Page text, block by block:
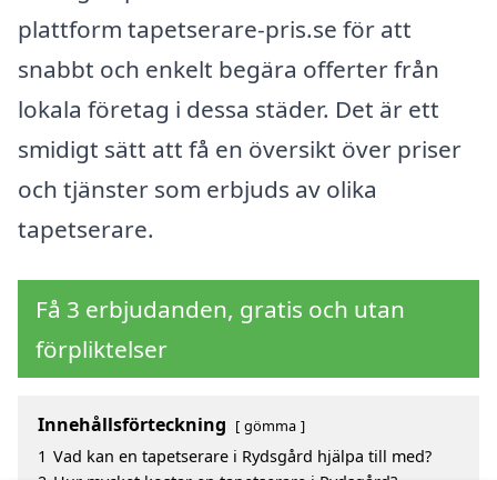
plattform tapetserare-pris.se för att
snabbt och enkelt begära offerter från
lokala företag i dessa städer. Det är ett
smidigt sätt att få en översikt över priser
och tjänster som erbjuds av olika
tapetserare.
Få 3 erbjudanden, gratis och utan
förpliktelser
Innehållsförteckning gömma
1 Vad kan en tapetserare i Rydsgård hjälpa till med?